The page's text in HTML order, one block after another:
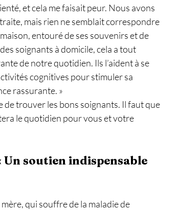
et cela me faisait peur. Nous avons
mais rien ne semblait correspondre
entouré de ses souvenirs et de
soignants à domicile, cela a tout
de notre quotidien. Ils l’aident à se
cognitives pour stimuler sa
rassurante. »
de trouver les bons soignants. Il faut que
le quotidien pour vous et votre
Un soutien indispensable
qui souffre de la maladie de